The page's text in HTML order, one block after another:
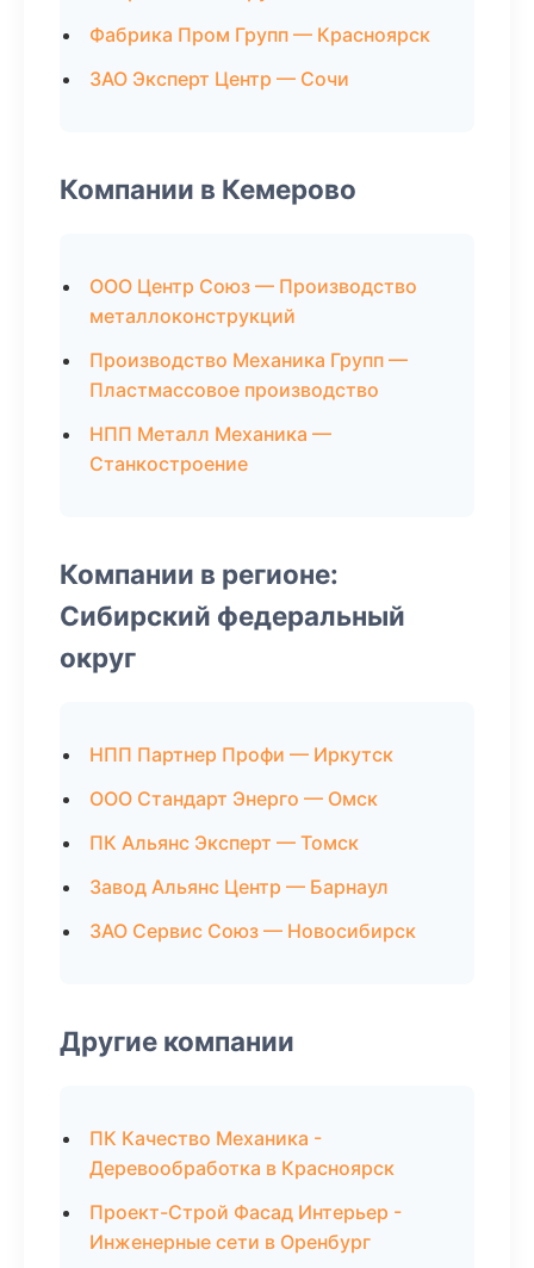
Фабрика Пром Групп — Красноярск
ЗАО Эксперт Центр — Сочи
Компании в Кемерово
ООО Центр Союз — Производство
металлоконструкций
Производство Механика Групп —
Пластмассовое производство
НПП Металл Механика —
Станкостроение
Компании в регионе:
Сибирский федеральный
округ
НПП Партнер Профи — Иркутск
ООО Стандарт Энерго — Омск
ПК Альянс Эксперт — Томск
Завод Альянс Центр — Барнаул
ЗАО Сервис Союз — Новосибирск
Другие компании
ПК Качество Механика -
Деревообработка в Красноярск
Проект-Строй Фасад Интерьер -
Инженерные сети в Оренбург